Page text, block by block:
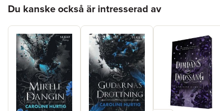
Du kanske också är intresserad av